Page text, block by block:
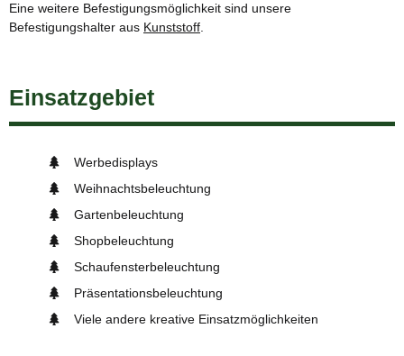
Eine weitere Befestigungsmöglichkeit sind unsere
Befestigungshalter aus Kunststoff
Einsatzgebiet
Werbedisplays
Weihnachtsbeleuchtung
Gartenbeleuchtung
Shopbeleuchtung
Schaufensterbeleuchtung
Präsentationsbeleuchtung
Viele andere kreative Einsatzmöglichkeiten